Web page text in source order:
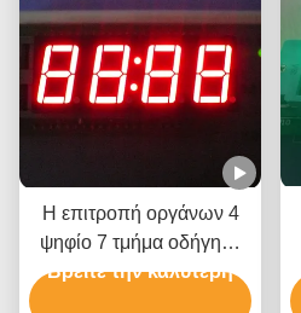
Η επιτροπή οργάνων 4
ψηφίο 7 τμήμα οδήγησε
την επίδειξη 14.2mm
μέγεθος 50,3 X 19 X 8mm
Βρείτε την καλύτερη